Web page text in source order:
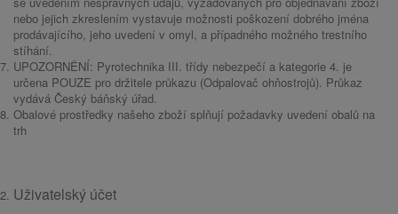
nebo jejich zkreslením vystavuje možnosti poškození dobrého jména
prodávajícího, jeho uvedení v omyl, a případného možného trestního
stíhání.
UPOZORNĚNÍ: Pyrotechnika III. třídy nebezpečí a kategorie 4. je
určena POUZE pro držitele průkazu (Odpalovač ohňostrojů). Průkaz
vydává Český báňský úřad.
Obalové prostředky našeho zboží splňují požadavky uvedení obalů na
trh
Uživatelský účet